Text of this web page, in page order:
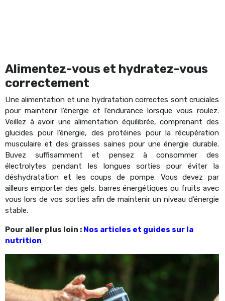
Alimentez-vous et hydratez-vous
correctement
Une alimentation et une hydratation correctes sont cruciales
pour maintenir l’énergie et l’endurance lorsque vous roulez.
Veillez à avoir une alimentation équilibrée, comprenant des
glucides pour l’énergie, des protéines pour la récupération
musculaire et des graisses saines pour une énergie durable.
Buvez suffisamment et pensez à consommer des
électrolytes pendant les longues sorties pour éviter la
déshydratation et les coups de pompe. Vous devez par
ailleurs emporter des gels, barres énergétiques ou fruits avec
vous lors de vos sorties afin de maintenir un niveau d’énergie
stable.
Pour aller plus loin : Nos articles et guides sur la
nutrition